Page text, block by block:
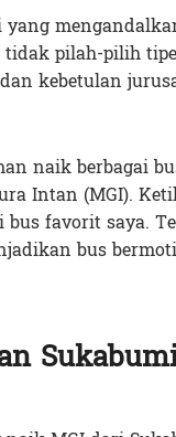
yang
pilah-pilih
kebetulan
naik berbagai
Intan (MGI).
favorit saya.
bus